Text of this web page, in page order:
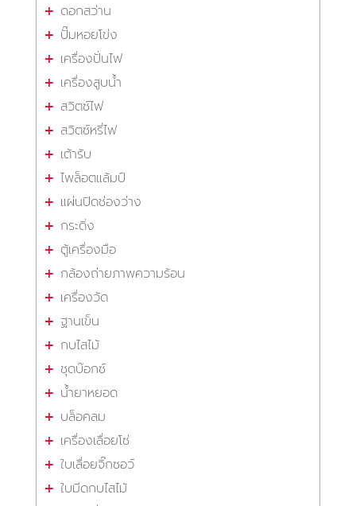
ดอกสว่าน
ปั๊มหอยโข่ง
เครื่องปั่นไฟ
เครื่องสูบน้ำ
สวิตซ์ไฟ
สวิตซ์หรี่ไฟ
เต้ารับ
ไพล็อตแล้มป์
แผ่นปิดช่องว่าง
กระดิ่ง
ตู้เครื่องมือ
กล้องถ่ายภาพความร้อน
เครื่องวัด
ฐานเข็น
กบไสไม้
ชุดบ๊อกซ์
น้ำยาหยอด
บล็อคลม
เครื่องเลื่อยโซ่
ใบเลื่อยจิ๊กซอว์
ใบมีดกบไสไม้